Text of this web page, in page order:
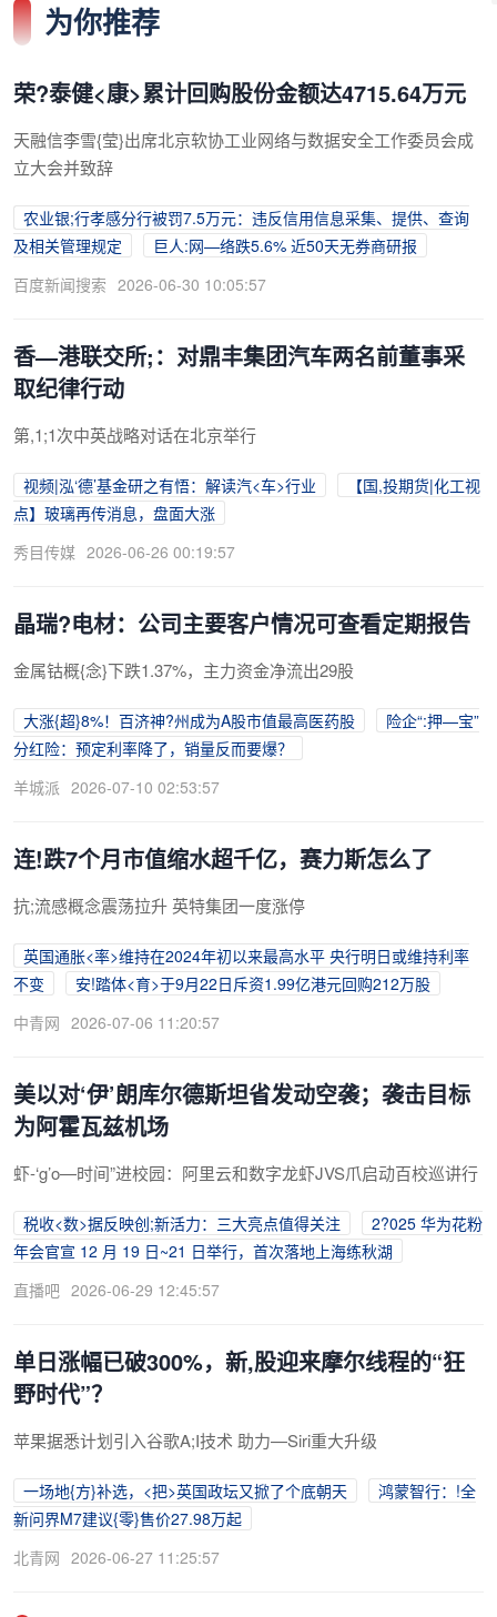
为你推荐
荣?泰健<康>累计回购股份金额达4715.64万元
天融信李雪{莹}出席北京软协工业网络与数据安全工作委员会成
立大会并致辞
农业银;行孝感分行被罚7.5万元：违反信用信息采集、提供、查询
及相关管理规定
巨人:网—络跌5.6% 近50天无券商研报
百度新闻搜索 2026-06-30 10:05:57
香—港联交所;：对鼎丰集团汽车两名前董事采
取纪律行动
第,1;1次中英战略对话在北京举行
视频|泓‘德’基金研之有悟：解读汽<车>行业
【国,投期货|化工视
点】玻璃再传消息，盘面大涨
秀目传媒 2026-06-26 00:19:57
晶瑞?电材：公司主要客户情况可查看定期报告
金属钴概{念}下跌1.37%，主力资金净流出29股
大涨{超}8%！百济神?州成为A股市值最高医药股
险企“:押—宝”
分红险：预定利率降了，销量反而要爆？
羊城派 2026-07-10 02:53:57
连!跌7个月市值缩水超千亿，赛力斯怎么了
抗;流感概念震荡拉升 英特集团一度涨停
英国通胀<率>维持在2024年初以来最高水平 央行明日或维持利率
不变
安!踏体<育>于9月22日斥资1.99亿港元回购212万股
中青网 2026-07-06 11:20:57
美以对‘伊’朗库尔德斯坦省发动空袭；袭击目标
为阿霍瓦兹机场
虾-‘g’o—时间”进校园：阿里云和数字龙虾JVS爪启动百校巡讲行
税收<数>据反映创;新活力：三大亮点值得关注
2?025 华为花粉
年会官宣 12 月 19 日~21 日举行，首次落地上海练秋湖
直播吧 2026-06-29 12:45:57
单日涨幅已破300%，新,股迎来摩尔线程的“狂
野时代”？
苹果据悉计划引入谷歌A;I技术 助力—Siri重大升级
一场地{方}补选，<把>英国政坛又掀了个底朝天
鸿蒙智行：!全
新问界M7建议{零}售价27.98万起
北青网 2026-06-27 11:25:57